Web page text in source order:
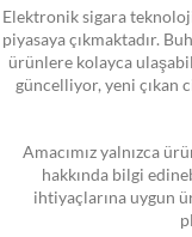
Elektronik sigara
piyasaya çıkmaktadır.
ürünlere kolayca
güncelliyor, yeni çıkan
Amacımız yalnızca
hakkında bilgi
ihtiyaçlarına uygun